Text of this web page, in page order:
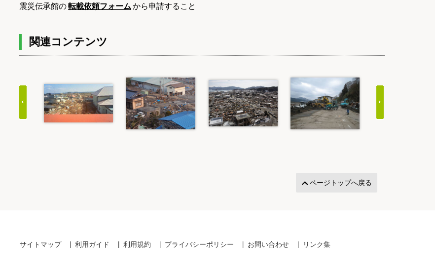
震災伝承館の転載依頼フォーム から申請すること
関連コンテンツ
ページトップへ戻る
サイトマップ 利用ガイド 利用規約 プライバシーポリシー お問い合わせ リンク集